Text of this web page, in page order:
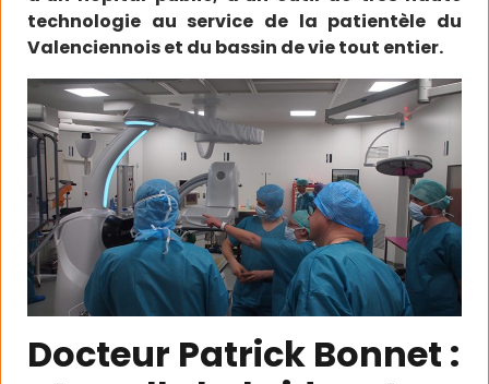
technologie au service de la patientèle du
Valenciennois et du bassin de vie tout entier.
Docteur Patrick Bonnet :